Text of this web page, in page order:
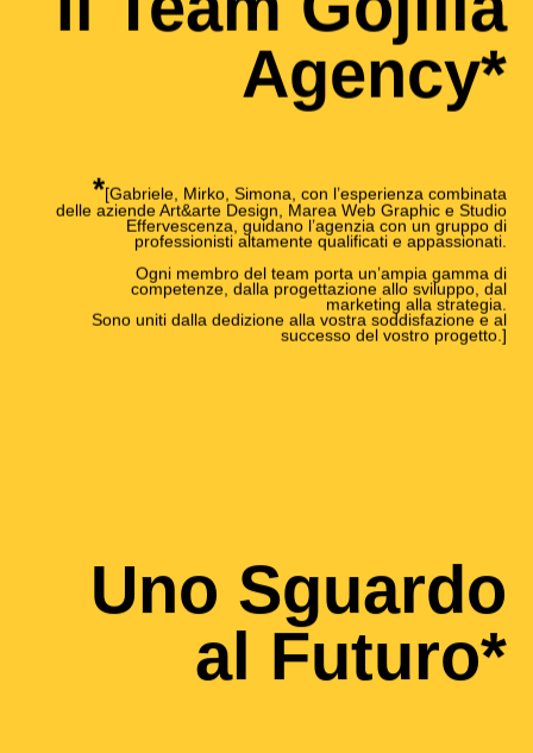
Agency*
*[Gabriele, Mirko, Simona, con l’esperienza combinata
delle aziende Art&arte Design, Marea Web Graphic e Studio
Effervescenza, guidano l’agenzia con un gruppo di
professionisti altamente qualificati e appassionati.
Ogni membro del team porta un’ampia gamma di
competenze, dalla progettazione allo sviluppo, dal
marketing alla strategia.
Sono uniti dalla dedizione alla vostra soddisfazione e al
successo del vostro progetto.]
Uno Sguardo
al Futuro*